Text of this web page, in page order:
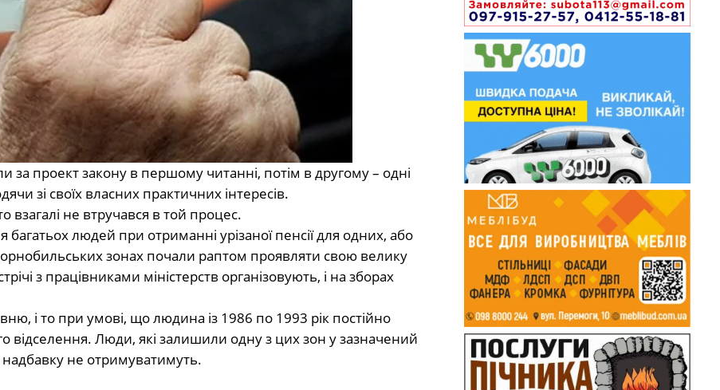
за проект закону в першому читанні, потім в другому – одні
зі своїх власних практичних інтересів.
взагалі не втручався в той процес.
багатьох людей при отриманні урізаної пенсії для одних, або
чорнобильських зонах почали раптом проявляти свою велику
з працівниками міністерств організовують, і на зборах
і то при умові, що людина із 1986 по 1993 рік постійно
відселення. Люди, які залишили одну з цих зон у зазначений
не отримуватимуть.